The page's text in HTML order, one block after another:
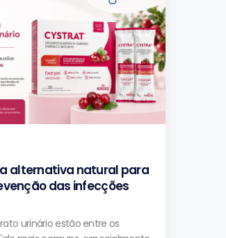
alternativa natural para
das infecções
urinário estão entre os